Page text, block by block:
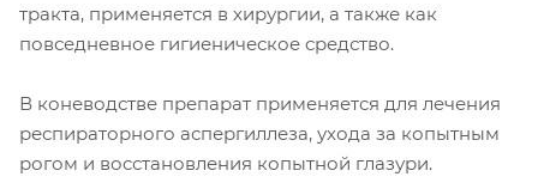
тракта, применяется в хирургии, а также как
повседневное гигиеническое средство.
В коневодстве препарат применяется для лечения
респираторного аспергиллеза, ухода за копытным
рогом и восстановления копытной глазури.